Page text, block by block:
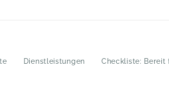
Dienstleistungen Checkliste: Bereit